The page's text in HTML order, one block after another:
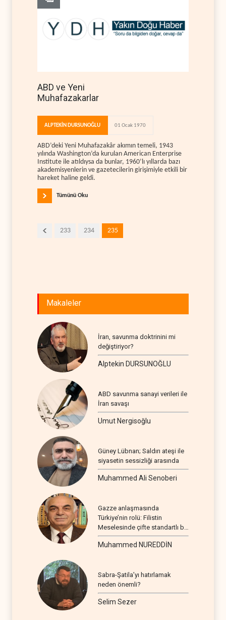
ABD ve Yeni
Muhafazakarlar
ALPTEKİN DURSUNOĞLU 01 Ocak 1970
ABD’deki Yeni Muhafazakâr akımın temeli, 1943
yılında Washington’da kurulan American Enterprise
Institute ile atıldıysa da bunlar, 1960’lı yıllarda bazı
akademisyenlerin ve gazetecilerin girişimiyle etkili bir
hareket haline geldi.
Tümünü Oku
233 234 235
Makaleler
İran, savunma doktrinini mi
değiştiriyor?
Alptekin DURSUNOĞLU
ABD savunma sanayi verileri ile
İran savaşı
Umut Nergisoğlu
Güney Lübnan; Saldırı ateşi ile
siyasetin sessizliği arasında
Muhammed Ali Senoberi
Gazze anlaşmasında
Türkiye’nin rolü: Filistin
Meselesinde çifte standartlı bir
seyir
Muhammed NUREDDİN
Sabra-Şatila’yı hatırlamak
neden önemli?
Selim Sezer